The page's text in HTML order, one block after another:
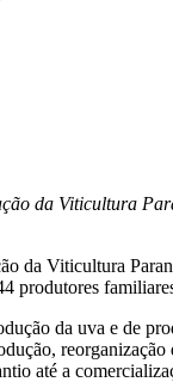
da Viticultura
da Viticultura
produtores
da uva e de
até a